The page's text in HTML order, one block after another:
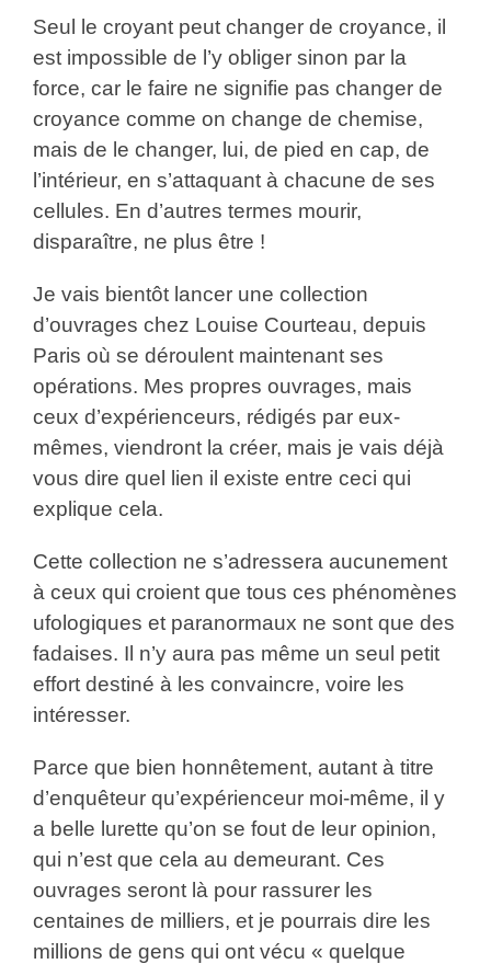
Seul le croyant peut changer de croyance, il
est impossible de l’y obliger sinon par la
force, car le faire ne signifie pas changer de
croyance comme on change de chemise,
mais de le changer, lui, de pied en cap, de
l’intérieur, en s’attaquant à chacune de ses
cellules. En d’autres termes mourir,
disparaître, ne plus être !
Je vais bientôt lancer une collection
d’ouvrages chez Louise Courteau, depuis
Paris où se déroulent maintenant ses
opérations. Mes propres ouvrages, mais
ceux d’expérienceurs, rédigés par eux-
mêmes, viendront la créer, mais je vais déjà
vous dire quel lien il existe entre ceci qui
explique cela.
Cette collection ne s’adressera aucunement
à ceux qui croient que tous ces phénomènes
ufologiques et paranormaux ne sont que des
fadaises. Il n’y aura pas même un seul petit
effort destiné à les convaincre, voire les
intéresser.
Parce que bien honnêtement, autant à titre
d’enquêteur qu’expérienceur moi-même, il y
a belle lurette qu’on se fout de leur opinion,
qui n’est que cela au demeurant. Ces
ouvrages seront là pour rassurer les
centaines de milliers, et je pourrais dire les
millions de gens qui ont vécu « quelque